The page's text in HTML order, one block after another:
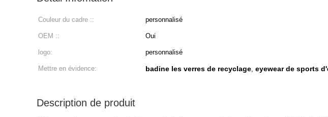
Couleur du cadre :: personnalisé
OEM :: Oui
logo: personnalisé
Mettre en évidence: badine les verres de recyclage, eyewear de sports
Description de produit